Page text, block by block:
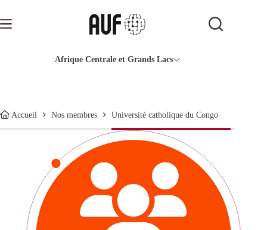
contenu
Afrique Centrale et Grands Lacs
Accueil Nos membres Université catholique du Congo